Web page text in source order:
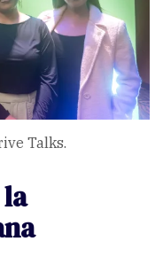
Talks.